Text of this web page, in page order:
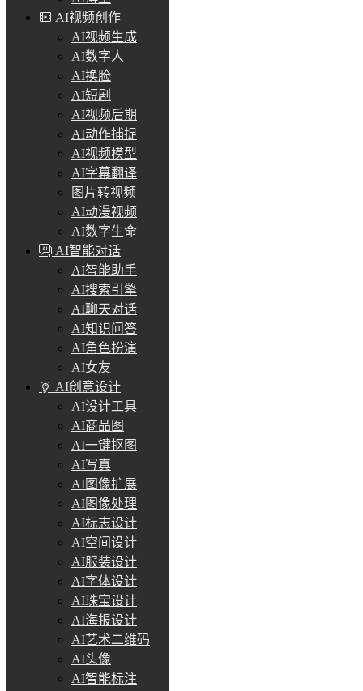
AI视频创作
AI视频生成
AI数字人
AI换脸
AI短剧
AI视频后期
AI动作捕捉
AI视频模型
AI字幕翻译
图片转视频
AI动漫视频
AI数字生命
AI智能对话
AI智能助手
AI搜索引擎
AI聊天对话
AI知识问答
AI角色扮演
AI女友
AI创意设计
AI设计工具
AI商品图
AI一键抠图
AI写真
AI图像扩展
AI图像处理
AI标志设计
AI空间设计
AI服装设计
AI字体设计
AI珠宝设计
AI海报设计
AI艺术二维码
AI头像
AI智能标注